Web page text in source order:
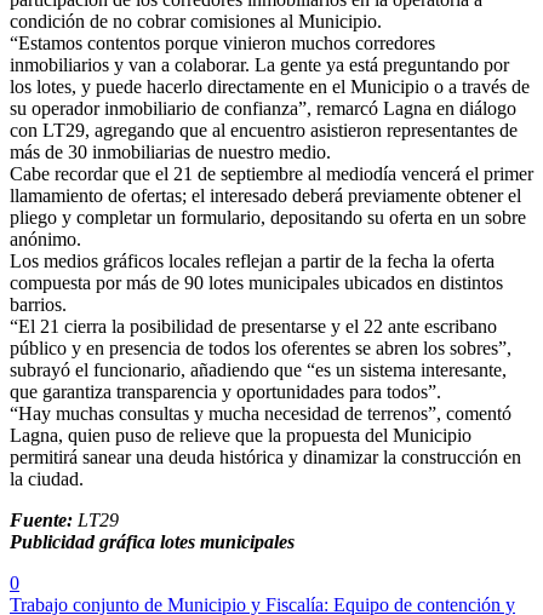
condición de no cobrar comisiones al Municipio.
“Estamos contentos porque vinieron muchos corredores
inmobiliarios y van a colaborar. La gente ya está preguntando por
los lotes, y puede hacerlo directamente en el Municipio o a través de
su operador inmobiliario de confianza”, remarcó Lagna en diálogo
con LT29, agregando que al encuentro asistieron representantes de
más de 30 inmobiliarias de nuestro medio.
Cabe recordar que el 21 de septiembre al mediodía vencerá el primer
llamamiento de ofertas; el interesado deberá previamente obtener el
pliego y completar un formulario, depositando su oferta en un sobre
anónimo.
Los medios gráficos locales reflejan a partir de la fecha la oferta
compuesta por más de 90 lotes municipales ubicados en distintos
barrios.
“El 21 cierra la posibilidad de presentarse y el 22 ante escribano
público y en presencia de todos los oferentes se abren los sobres”,
subrayó el funcionario, añadiendo que “es un sistema interesante,
que garantiza transparencia y oportunidades para todos”.
“Hay muchas consultas y mucha necesidad de terrenos”, comentó
Lagna, quien puso de relieve que la propuesta del Municipio
permitirá sanear una deuda histórica y dinamizar la construcción en
la ciudad.
Fuente: LT29
Publicidad gráfica lotes municipales
0
Trabajo conjunto de Municipio y Fiscalía: Equipo de contención y